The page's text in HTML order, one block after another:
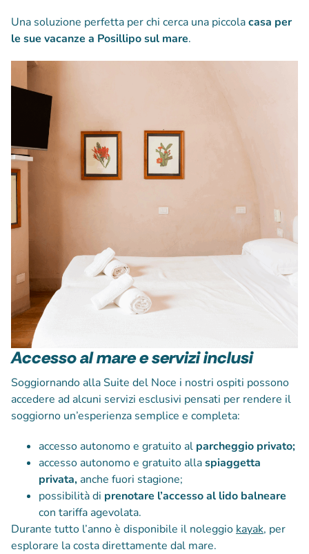
Una soluzione perfetta per chi cerca una piccolacasa per
le sue vacanze a Posillipo sul mare.
Accesso al mare e servizi inclusi
Soggiornando alla Suite del Noce i nostri ospiti possono
accedere ad alcuni servizi esclusivi pensati per rendere il
soggiorno un’esperienza semplice e completa:
accesso autonomo e gratuito al parcheggio privato;
accesso autonomo e gratuito allaspiaggetta
privata, anche fuori stagione;
possibilità di prenotare l’accesso al lido balneare
con tariffa agevolata.
Durante tutto l’anno è disponibile il noleggio kayak, per
esplorare la costa direttamente dal mare.